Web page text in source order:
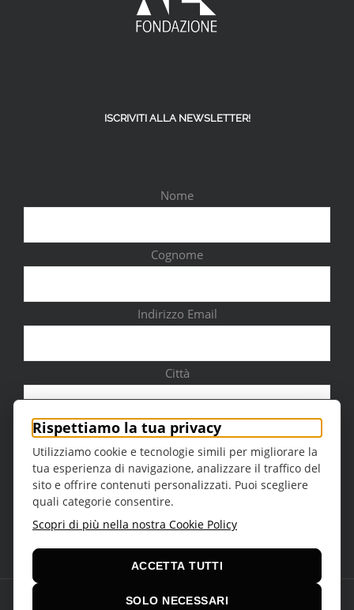
ISCRIVITI ALLA NEWSLETTER!
Nome
Cognome
Indirizzo Email
Città
Sesso
Rispettiamo la tua privacy
Utilizziamo cookie e tecnologie simili per migliorare la
tua esperienza di navigazione, analizzare il traffico del
sito e offrire contenuti personalizzati. Puoi scegliere
quali categorie consentire.
Scopri di più nella nostra Cookie Policy
ACCETTA TUTTI
SOLO NECESSARI